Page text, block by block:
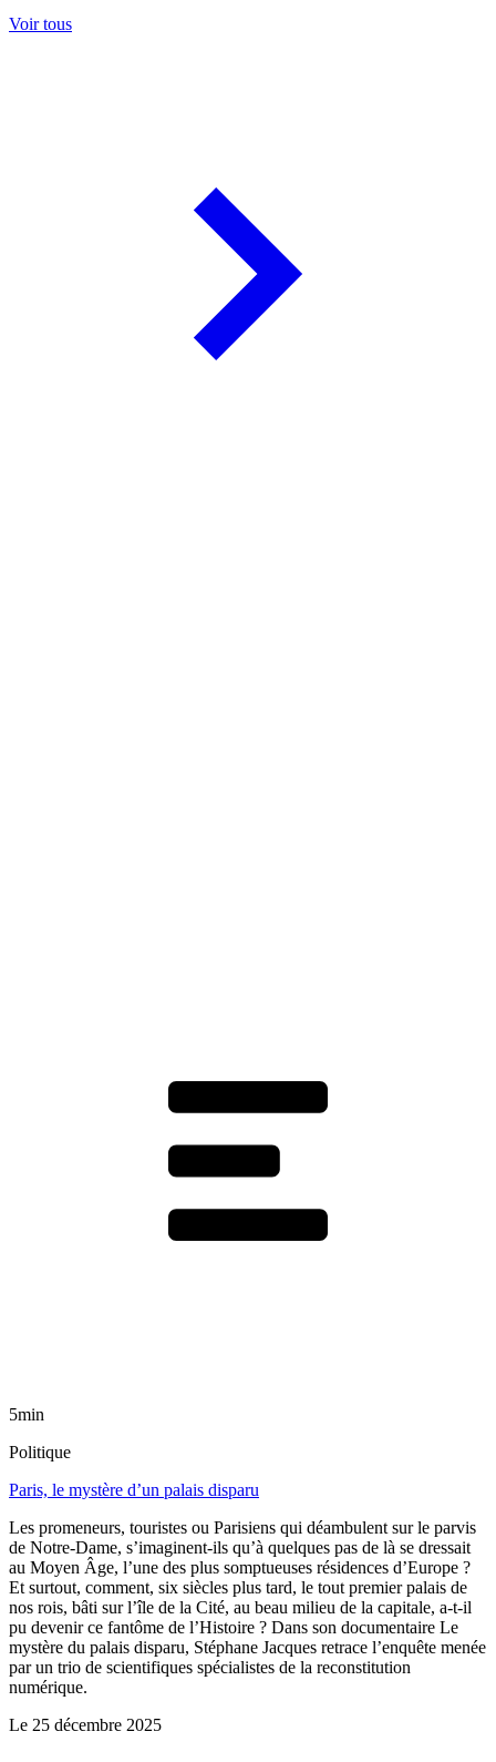
Voir tous
5min
Politique
Paris, le mystère d’un palais disparu
Les promeneurs, touristes ou Parisiens qui déambulent sur le parvis
de Notre-Dame, s’imaginent-ils qu’à quelques pas de là se dressait
au Moyen Âge, l’une des plus somptueuses résidences d’Europe ?
Et surtout, comment, six siècles plus tard, le tout premier palais de
nos rois, bâti sur l’île de la Cité, au beau milieu de la capitale, a-t-il
pu devenir ce fantôme de l’Histoire ? Dans son documentaire Le
mystère du palais disparu, Stéphane Jacques retrace l’enquête menée
par un trio de scientifiques spécialistes de la reconstitution
numérique.
Le 25 décembre 2025